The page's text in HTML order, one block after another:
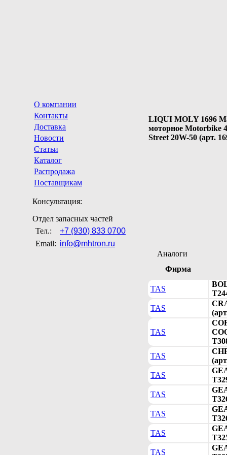
О компании
Контакты
Доставка
Новости
Статьи
Каталог
Распродажа
Поставщикам
Консультация:
Отдел запасных частей
Тел.:
+7 (930) 833 0700
Email: info@mhtron.ru
LIQUI MOLY 1696
моторное Motorbike
Street 20W-50 (арт.
Аналоги
Фирма
TAS
TAS
TAS
TAS
TAS
TAS
TAS
TAS
TAS